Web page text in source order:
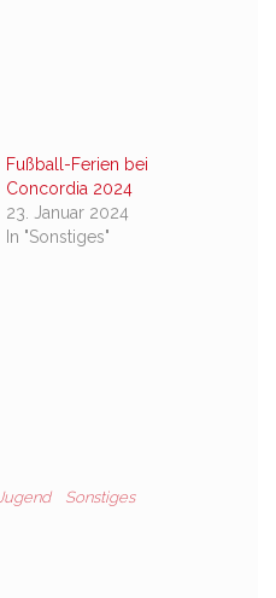
Fußball-Ferien bei
Concordia 2024
23. Januar 2024
In "Sonstiges"
Jugend Sonstiges